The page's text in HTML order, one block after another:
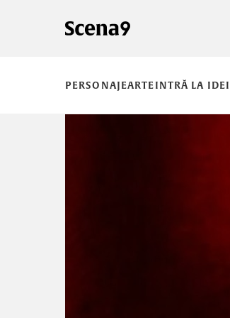
PERSONAJEARTEINTRĂ LA IDEI